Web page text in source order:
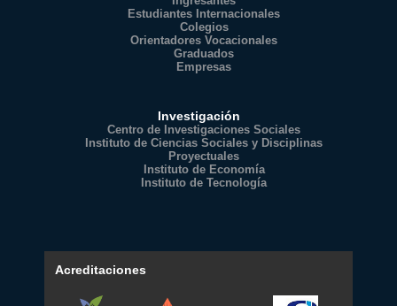
Estudiantes Internacionales
Colegios
Orientadores Vocacionales
Graduados
Empresas
Investigación
Centro de Investigaciones Sociales
Instituto de Ciencias Sociales y Disciplinas
Proyectuales
Instituto de Economía
Instituto de Tecnología
Acreditaciones